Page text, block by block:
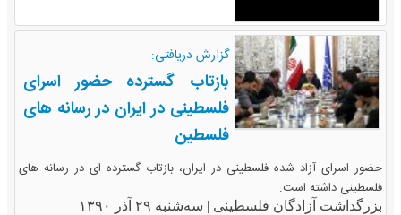
گزارش دریافتی:
بازتاب گسترده حضور اسرای
فلسطینی در ایران در رسانه های
فلسطین
حضور اسرای آزاد شده فلسطینی در ایران، بازتاب گسترده ای در رسانه های
فلسطینی داشته است.
بزرگداشت آزادگان فلسطینی | سه‌شنبه ۲۹ آذر ۱۳۹۰